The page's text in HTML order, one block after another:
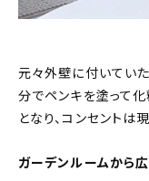
元々外壁に付いていた
分でペンキを塗って化
となり、コンセントは
ガーデンルームから